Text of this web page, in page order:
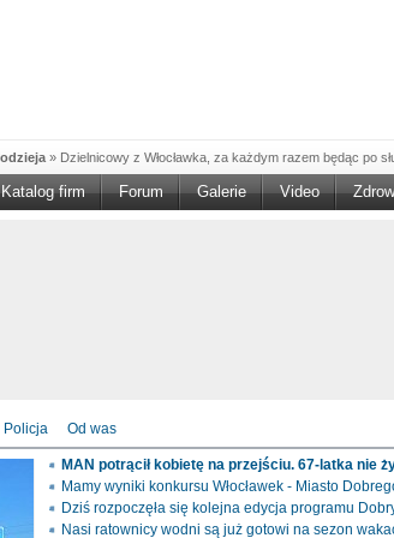
» Dzielnicowy z Włocławka, za każdym razem będąc po
w NGO'»Ruszył nabór w konkursie „Wsparcie Organizacji
» Od czerwca rozpoczął się nowy okres świadczeniowy
» Policjanci ruchu drogowego przeprowadzili na drogach
Katalog firm Forum Galerie Video
Policja Od was
MAN potrącił kobietę na przejściu. 67-latka nie
Mamy wyniki konkursu Włocławek - Miasto
Dziś rozpoczęła się kolejna edycja programu
Nasi ratownicy wodni są już gotowi na sezon